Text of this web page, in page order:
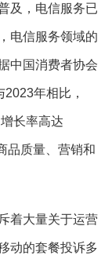
及，电信服务已
电信服务领域的
中国消费者协会
2023年相比，
长率高达
品质量、营销和
着大量关于运营
动的套餐投诉多